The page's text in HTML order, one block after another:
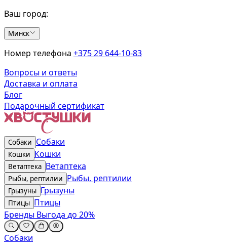
Ваш город:
Минск
Номер телефона +375 29 644-10-83
Вопросы и ответы
Доставка и оплата
Блог
Подарочный сертификат
Собаки Собаки
Кошки Кошки
Ветаптека Ветаптека
Рыбы, рептилии Рыбы, рептилии
Грызуны Грызуны
Птицы Птицы
Бренды Выгода до 20%
Собаки